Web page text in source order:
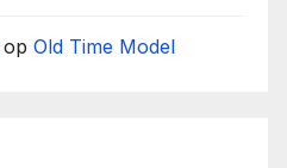
op Old Time Model